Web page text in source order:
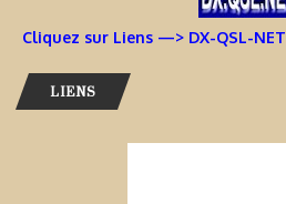
Cliquez sur Liens —> DX-QSL-NET
LIENS